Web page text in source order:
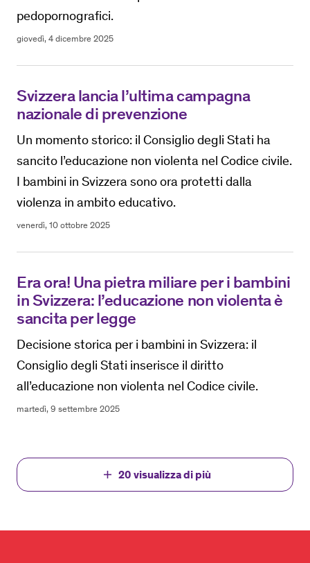
giovedì, 4 dicembre 2025
pedopornografici.
Svizzera lancia l’ultima campagna
nazionale di prevenzione
venerdì, 10 ottobre 2025
Un momento storico: il Consiglio degli Stati ha
sancito l’educazione non violenta nel Codice civile.
I bambini in Svizzera sono ora protetti dalla
violenza in ambito educativo.
Era ora! Una pietra miliare per i bambini
in Svizzera: l’educazione non violenta è
sancita per legge
martedì, 9 settembre 2025
Decisione storica per i bambini in Svizzera: il
Consiglio degli Stati inserisce il diritto
all’educazione non violenta nel Codice civile.
add 20 visualizza di più